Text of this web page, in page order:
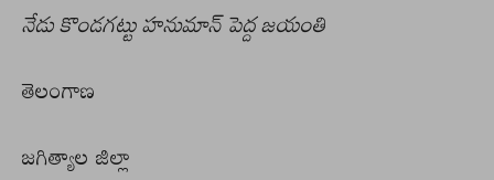
నేడు కొండగట్టు హనుమాన్ పెద్ద జయంతి
తెలంగాణ
జగిత్యాల జిల్లా